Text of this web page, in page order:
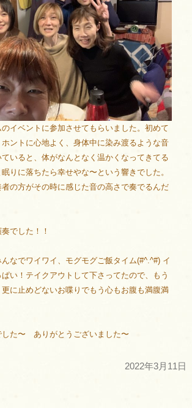
イベントに参加させてもらいました。初めて
ントに心地よく、身体中に染み渡るような音
いると、体がなんとなく温かくなってきてる
りに落ちたら幸せやな〜という響きでした。
の方がその時に感じた音の高さで奏でるんだ
でした！！
なでワイワイ、モグモグご飯タイム(#^.^#) イ
い！テイクアウトして下さってたので、もう
に止めどないお喋りでもう心もお腹も満腹満
した〜 ありがとうございました〜
2022年3月11日